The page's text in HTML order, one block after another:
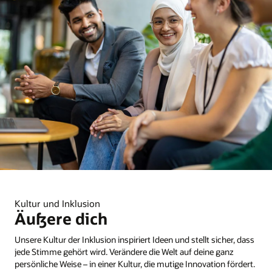
Kultur und Inklusion
Äußere dich
Unsere Kultur der Inklusion inspiriert Ideen und stellt sicher, dass
jede Stimme gehört wird. Verändere die Welt auf deine ganz
persönliche Weise – in einer Kultur, die mutige Innovation fördert.